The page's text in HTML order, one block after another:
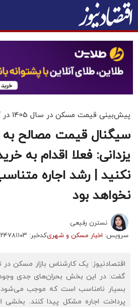
پیش‌بینی قیمت مسکن در سال 1405 در گفتگو با «اقتصادنیوز»
سیگنال قیمت مصالح به
یزدانی: فعلا اقدام به
نکنید | رشد اجاره
نخواهد بود
نسترن رفیعی
سرویس: اخبار مسکن و شهریکدخبر: ۷۸۱۱۰۳
اقتصادنیوز: یک کارشناس بازار مسکن در
گفت: در این بخش بحران‌های جدی
بسیار نامناسب است که موجب می‌شود
پرداخت اجاره مشکل پیدا کنند. بخشی